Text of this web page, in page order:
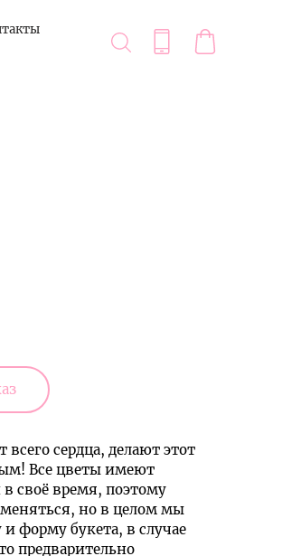
сердца, делают этот
Все цветы имеют
своё время, поэтому
меняться, но в целом мы
форму букета, в случае
предварительно